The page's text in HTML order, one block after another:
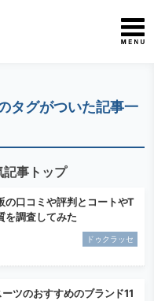
タグがついた記事一
記事トップ
の口コミや評判とコートやT
を調査してみた
ドゥクラッセ
ツのおすすめのブランド11